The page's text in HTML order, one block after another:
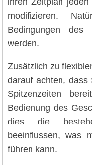
ihren Zeitplan
modifizieren.
Bedingungen des
werden.
Zusätzlich zu
darauf achten, dass
Spitzenzeiten
Bedienung des
dies die
beeinflussen, was
führen kann.